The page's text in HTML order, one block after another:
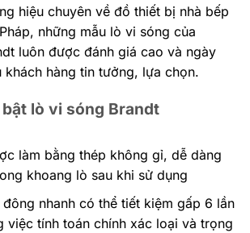
hiệu chuyên về đồ thiết bị nhà bếp
những mẫu lò vi sóng của
luôn được đánh giá cao và ngày
khách hàng tin tưởng, lựa chọn.
lò vi sóng Brandt
làm bằng thép không gỉ, dễ dàng
khoang lò sau khi sử dụng
nhanh có thể tiết kiệm gấp 6 lần
việc tính toán chính xác loại và trọng